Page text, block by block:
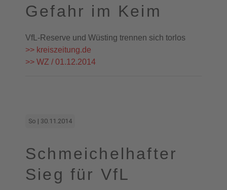
Gefahr im Keim
VfL-Reserve und Wüsting trennen sich torlos
>> kreiszeitung.de
>> WZ / 01.12.2014
So | 30.11.2014
Schmeichelhafter
Sieg für VfL